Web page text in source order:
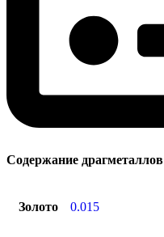
Содержание драгметаллов
Золото 0.015